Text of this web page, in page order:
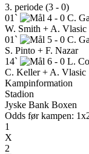
3. periode (3 - 0)
01`
4 - 0 C.
W. Smith + A. Vlasic
01`
5 - 0 C.
S. Pinto + F. Nazar
14`
6 - 0 L.
C. Keller + A. Vlasic
Kampinformation
Stadion
Jyske Bank Boxen
Odds før kampen:
1
X
2